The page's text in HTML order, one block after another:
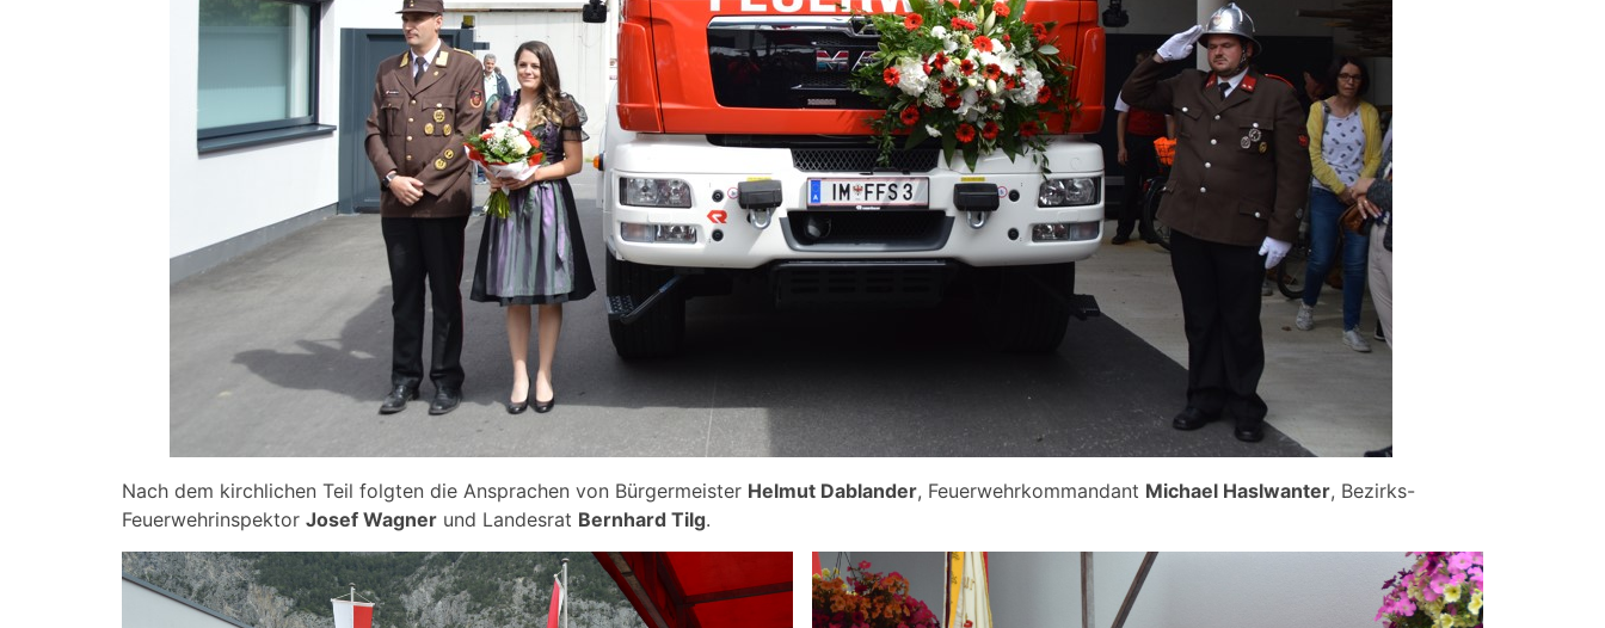
Nach dem kirchlichen Teil folgten die Ansprachen von Bürgermeister Helmut Dablander, Feuerwehrkommandant Michael Haslwanter, Bezirks-
Feuerwehrinspektor Josef Wagner und Landesrat Bernhard Tilg.